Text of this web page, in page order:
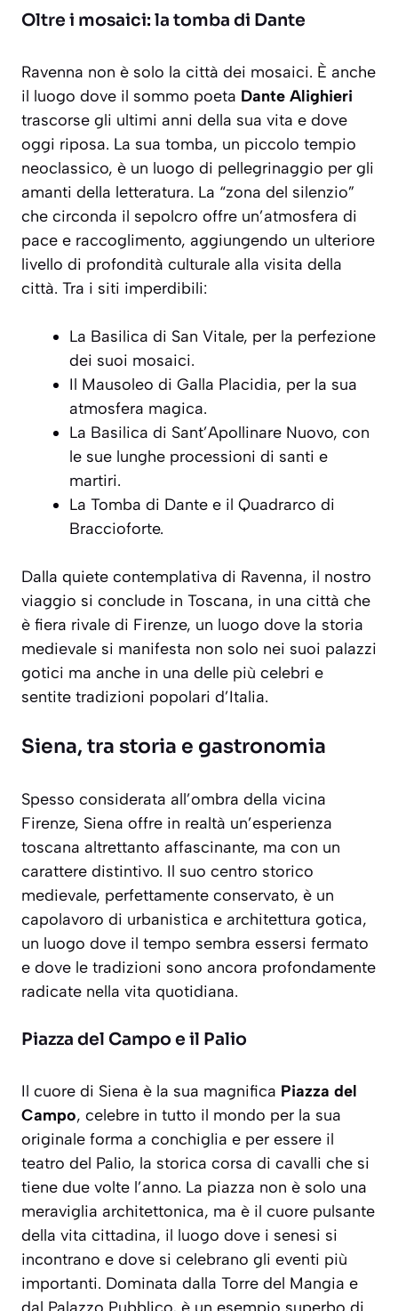
Oltre i mosaici: la tomba di Dante
Ravenna non è solo la città dei mosaici. È anche
il luogo dove il sommo poeta Dante Alighieri
trascorse gli ultimi anni della sua vita e dove
oggi riposa. La sua tomba, un piccolo tempio
neoclassico, è un luogo di pellegrinaggio per gli
amanti della letteratura. La “zona del silenzio”
che circonda il sepolcro offre un’atmosfera di
pace e raccoglimento, aggiungendo un ulteriore
livello di profondità culturale alla visita della
città. Tra i siti imperdibili:
La Basilica di San Vitale, per la perfezione
dei suoi mosaici.
Il Mausoleo di Galla Placidia, per la sua
atmosfera magica.
La Basilica di Sant’Apollinare Nuovo, con
le sue lunghe processioni di santi e
martiri.
La Tomba di Dante e il Quadrarco di
Braccioforte.
Dalla quiete contemplativa di Ravenna, il nostro
viaggio si conclude in Toscana, in una città che
è fiera rivale di Firenze, un luogo dove la storia
medievale si manifesta non solo nei suoi palazzi
gotici ma anche in una delle più celebri e
sentite tradizioni popolari d’Italia.
Siena, tra storia e gastronomia
Spesso considerata all’ombra della vicina
Firenze, Siena offre in realtà un’esperienza
toscana altrettanto affascinante, ma con un
carattere distintivo. Il suo centro storico
medievale, perfettamente conservato, è un
capolavoro di urbanistica e architettura gotica,
un luogo dove il tempo sembra essersi fermato
e dove le tradizioni sono ancora profondamente
radicate nella vita quotidiana.
Piazza del Campo e il Palio
Il cuore di Siena è la sua magnifica Piazza del
Campo, celebre in tutto il mondo per la sua
originale forma a conchiglia e per essere il
teatro del Palio, la storica corsa di cavalli che si
tiene due volte l’anno. La piazza non è solo una
meraviglia architettonica, ma è il cuore pulsante
della vita cittadina, il luogo dove i senesi si
incontrano e dove si celebrano gli eventi più
importanti. Dominata dalla Torre del Mangia e